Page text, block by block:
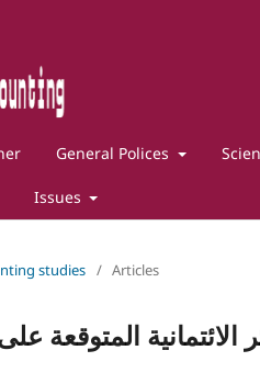
General Polices
Issues
studies / Articles
المتوقعة